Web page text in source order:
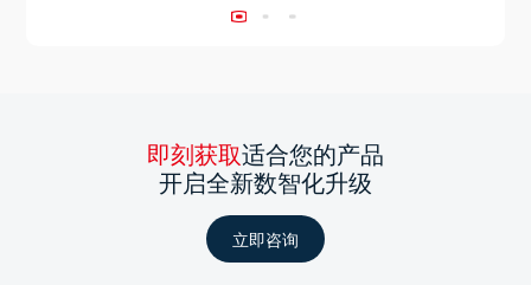
即刻获取适合您的产品
开启全新数智化升级
立即咨询